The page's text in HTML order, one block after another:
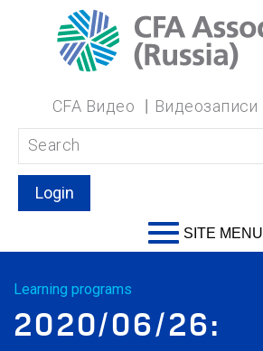
CFA Видео Видеозаписи
Login
SITE MENU
Learning programs
2020/06/26: